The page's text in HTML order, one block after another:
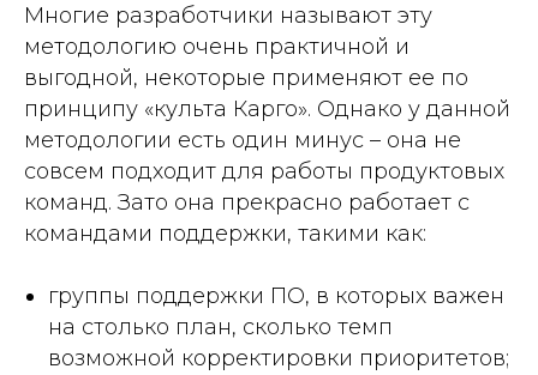
Многие разработчики называют эту
методологию очень практичной и
выгодной, некоторые применяют ее по
принципу «культа Карго». Однако у данной
методологии есть один минус – она не
совсем подходит для работы продуктовых
команд. Зато она прекрасно работает с
командами поддержки, такими как:
группы поддержки ПО, в которых важен
на столько план, сколько темп
возможной корректировки приоритетов;